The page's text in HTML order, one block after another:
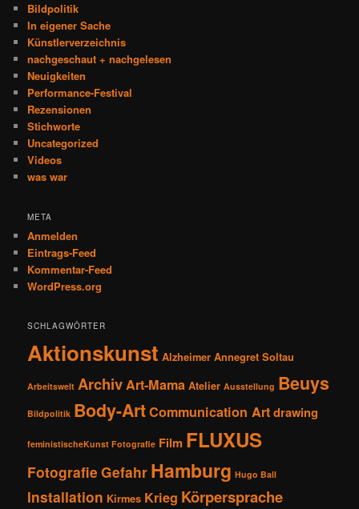
Bildpolitik
In eigener Sache
Künstlerverzeichnis
nachgeschaut + nachgelesen
Neuigkeiten
Performance-Festival
Rezensionen
Stichworte
Uncategorized
Videos
was war
META
Anmelden
Eintrags-Feed
Kommentar-Feed
WordPress.org
SCHLAGWÖRTER
Aktionskunst Alzheimer Annegret Soltau
Arbeitswelt ArchivArt-Mama Atelier Ausstellung Beuys
Bildpolitik Body-ArtCommunication Artdrawing
feministischeKunst Fotografie Film FLUXUS
Fotografie Gefahr Hamburg Hugo Ball
Installation Kirmes Krieg Körpersprache